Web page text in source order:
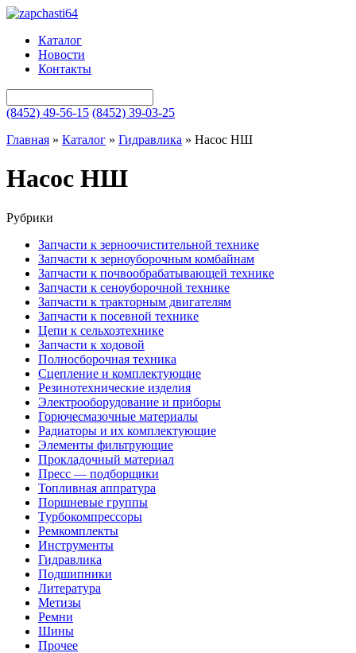
Каталог
Новости
Контакты
(8452) 49-56-15 (8452) 39-03-25
Главная » Каталог » Гидравлика » Насос НШ
Насос НШ
Рубрики
Запчасти к зерноочистительной технике
Запчасти к зерноуборочным комбайнам
Запчасти к почвообрабатывающей технике
Запчасти к сеноуборочной технике
Запчасти к тракторным двигателям
Запчасти к посевной технике
Цепи к сельхозтехнике
Запчасти к ходовой
Полносборочная техника
Сцепление и комплектующие
Резинотехнические изделия
Электрооборудование и приборы
Горючесмазочные материалы
Радиаторы и их комплектующие
Элементы фильтрующие
Прокладочный материал
Пресс — подборщики
Топливная аппратура
Поршневые группы
Турбокомпрессоры
Ремкомплекты
Инструменты
Гидравлика
Подшипники
Литература
Метизы
Ремни
Шины
Прочее